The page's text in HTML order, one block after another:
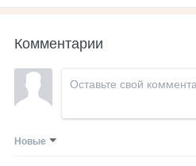
Комментарии
Новые